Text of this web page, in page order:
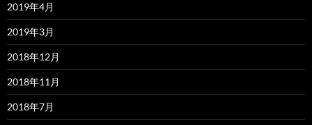
2019年4月
2019年3月
2018年12月
2018年11月
2018年7月